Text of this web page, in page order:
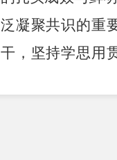
泛凝聚共识的重
干，坚持学思用